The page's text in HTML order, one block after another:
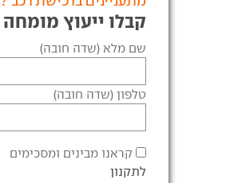
קבלו ייעוץ מומחה
שם מלא (שדה חובה)
טלפון (שדה חובה)
קראנו מבינים ומסכימים
לתקנון